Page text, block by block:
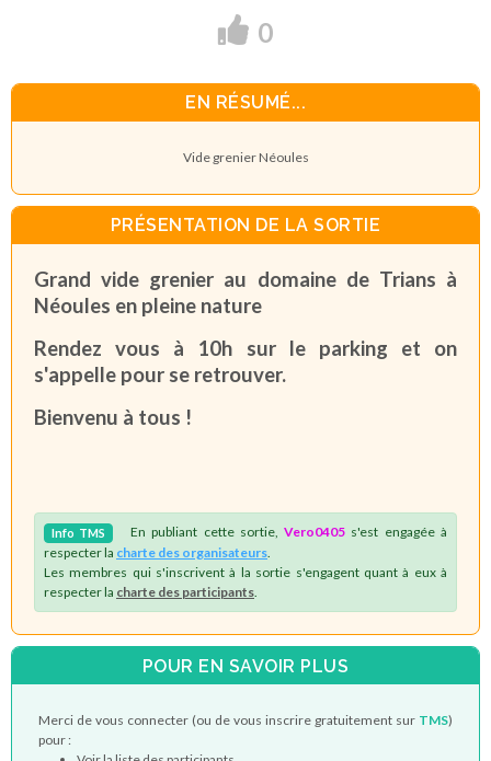
0
EN RÉSUMÉ...
Vide grenier Néoules
PRÉSENTATION DE LA SORTIE
Grand vide grenier au domaine de Trians à
Néoules en pleine nature
Rendez vous à 10h sur le parking et on
s'appelle pour se retrouver.
Bienvenu à tous !
Info TMS En publiant cette sortie,Vero0405 s'est engagée à
respecter la charte des organisateurs
Les membres qui s'inscrivent à la sortie s'engagent quant à eux à
respecter la charte des participants
POUR EN SAVOIR PLUS
Merci de vous connecter (ou de vous inscrire gratuitement sur TMS)
pour :